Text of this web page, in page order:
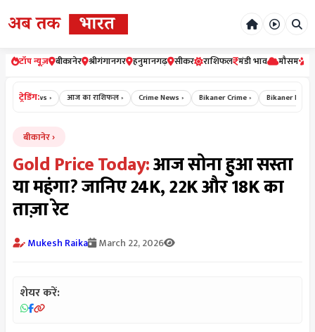
टॉप न्यूज़ बीकानेर श्रीगंगानगर हनुमानगढ़ सीकर राशिफल मंडी भाव मौसम
ट्रेडिंग:
News › आज का राशिफल › Crime News › Bikaner Crime › Bikaner News ›
बीकानेर
Gold Price Today:आज सोना हुआ सस्ता
या महंगा? जानिए 24K, 22K और 18K का
ताज़ा रेट
Mukesh Raika March 22, 2026
शेयर करें: